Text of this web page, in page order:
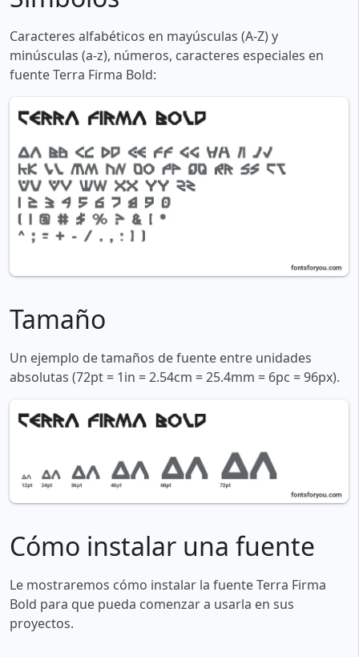
Caracteres alfabéticos en mayúsculas (A-Z) y
minúsculas (a-z), números, caracteres especiales en
fuente Terra Firma Bold:
Tamaño
Un ejemplo de tamaños de fuente entre unidades
absolutas (72pt = 1in = 2.54cm = 25.4mm = 6pc = 96px).
Cómo instalar una fuente
Le mostraremos cómo instalar la fuente Terra Firma
Bold para que pueda comenzar a usarla en sus
proyectos.